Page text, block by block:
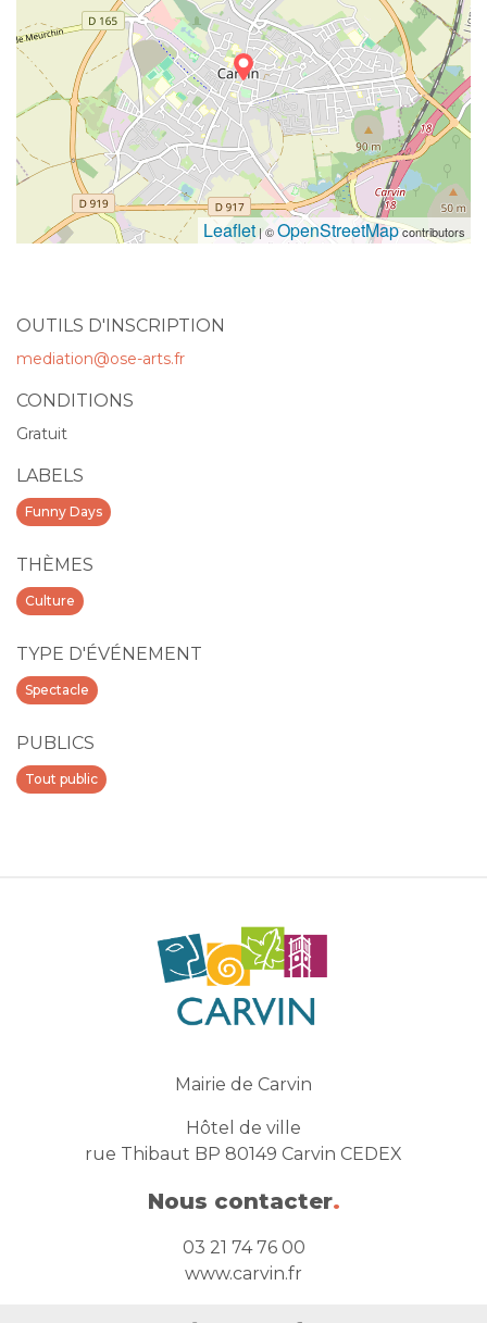
Leaflet | ©OpenStreetMapcontributors
OUTILS D'INSCRIPTION
mediation@ose-arts.fr
CONDITIONS
Gratuit
LABELS
Funny Days
THÈMES
Culture
TYPE D'ÉVÉNEMENT
Spectacle
PUBLICS
Tout public
Mairie de Carvin
Hôtel de ville
rue Thibaut BP 80149 Carvin CEDEX
Nous contacter.
03 21 74 76 00
www.carvin.fr